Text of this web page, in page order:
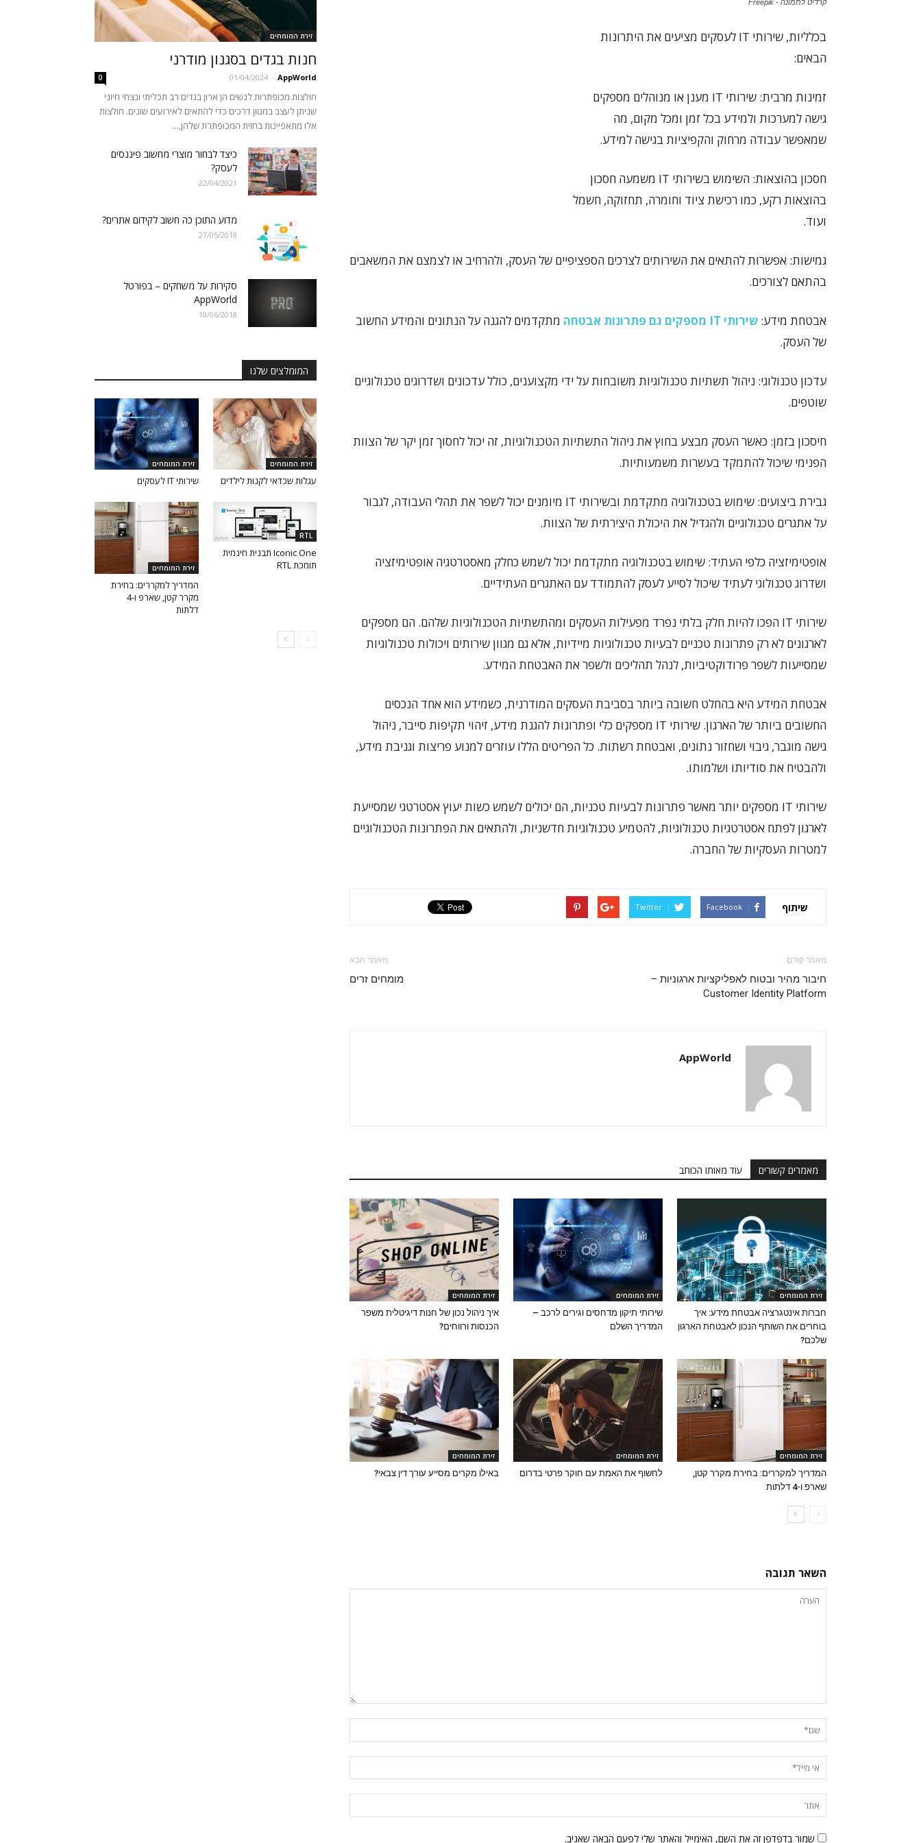
קרדיט לתמונה - Freepik
בכלליות, שירותי IT לעסקים מציעים את היתרונות
הבאים:
זמינות מרבית: שירותי IT מענן או מנוהלים מספקים
גישה למערכות ולמידע בכל זמן ומכל מקום, מה
שמאפשר עבודה מרחוק והקפיציות בגישה למידע.
חסכון בהוצאות: השימוש בשירותי IT משמעה חסכון
בהוצאות רקע, כמו רכישת ציוד וחומרה, תחזוקה, חשמל
ועוד.
גמישות: אפשרות להתאים את השירותים לצרכים הספציפיים של העסק, ולהרחיב או לצמצם את המשאבים
בהתאם לצורכים.
אבטחת מידע: שירותי IT מספקים גם פתרונות אבטחה
מתקדמים להגנה על הנתונים והמידע החשוב
של העסק.
עדכון טכנולוגי: ניהול תשתיות טכנולוגיות משובחות על ידי מקצוענים, כולל עדכונים ושדרוגים טכנולוגיים
שוטפים.
חיסכון בזמן: כאשר העסק מבצע בחוץ את ניהול התשתיות הטכנולוגיות, זה יכול לחסוך זמן יקר של הצוות
הפנימי שיכול להתמקד בעשרות משמעותיות.
גבירת ביצועים: שימוש בטכנולוגיה מתקדמת ובשירותי IT מיומנים יכול לשפר את תהלי העבודה, לגבור
על אתגרים טכנולוגיים ולהגדיל את היכולת היצירתית של הצוות.
אופטימיזציה כלפי העתיד: שימוש בטכנולוגיה מתקדמת יכול לשמש כחלק מאסטרטגיה אופטימיזציה
ושדרוג טכנולוגי לעתיד שיכול לסייע לעסק להתמודד עם האתגרים העתידיים.
שירותי IT הפכו להיות חלק בלתי נפרד מפעילות העסקים ומהתשתיות הטכנולוגיות שלהם. הם מספקים
לארגונים לא רק פתרונות טכניים לבעיות טכנולוגיות מיידיות, אלא גם מגוון שירותים ויכולות טכנולוגיות
שמסייעות לשפר פרודוקטיביות, לנהל תהליכים ולשפר את האבטחת המידע.
אבטחת המידע היא בהחלט חשובה ביותר בסביבת העסקים המודרנית, כשמידע הוא אחד הנכסים
החשובים ביותר של הארגון. שירותי IT מספקים כלי ופתרונות להגנת מידע, זיהוי תקיפות סייבר, ניהול
גישה מוגבר, גיבוי ושחזור נתונים, ואבטחת רשתות. כל הפריטים הללו עוזרים למנוע פריצות וגניבת מידע,
ולהבטיח את סודיותו ושלמותו.
שירותי IT מספקים יותר מאשר פתרונות לבעיות טכניות, הם יכולים לשמש כשות יעוץ אסטרטגי שמסייעת
לארגון לפתח אסטרטגיות טכנולוגיות, להטמיע טכנולוגיות חדשניות, ולהתאים את הפתרונות הטכנולוגיים
למטרות העסקיות של החברה.
שיתוף Facebook
Twitter
מאמר קודם
חיבור מהיר ובטוח לאפליקציות ארגוניות –
Customer Identity Platform
מאמר הבא
מומחים זרים
AppWorld
מאמרים קשורים עוד מאותו הכותב
זירת המומחים
חברות אינטגרציה אבטחת מידע: איך
בוחרים את השותף הנכון לאבטחת הארגון
שלכם?
זירת המומחים
שירותי תיקון מדחסים וגירים לרכב –
המדריך השלם
זירת המומחים
איך ניהול נכון של חנות דיגיטלית משפר
הכנסות ורווחים?
זירת המומחים
המדריך למקררים: בחירת מקרר קטן,
שארפ ו-4 דלתות
זירת המומחים
לחשוף את האמת עם חוקר פרטי בדרום
זירת המומחים
באילו מקרים מסייע עורך דין צבאי?
השאר תגובה
שמור בדפדפן זה את השם, האימייל והאתר שלי לפעם הבאה שאגיב.
זירת המומחים
חנות בגדים בסגנון מודרני
AppWorld
-
01/04/2024
0
חולצות מכופתרות לנשים הן ארון בגדים רב תכליתי ונצחי חיוני
שניתן לעצב במגוון דרכים כדי להתאים לאירועים שונים. חולצות
אלו מתאפיינות בחזית המכופתרת שלהן,...
כיצד לבחור מוצרי מחשוב פיננסים
לעסק?
22/04/2021
מדוע התוכן כה חשוב לקידום אתרים?
27/05/2018
סקירות על משחקים – בפורטל
AppWorld
10/06/2018
המומלצים שלנו
זירת המומחים
עגלות שכדאי לקנות לילדים
זירת המומחים
שירותי IT לעסקים
RTL
Iconic One תבנית חינמית
תומכת RTL
זירת המומחים
המדריך למקררים: בחירת
מקרר קטן, שארפ ו-4
דלתות